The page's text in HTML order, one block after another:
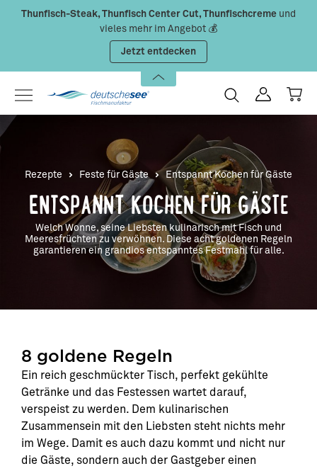
Zum Hauptinhalt springen
Thunfisch-Steak, Thunfisch Center Cut, Thunfischcreme und
vieles mehr im Angebot 💰
Jetzt entdecken
Rezepte Feste für Gäste Entspannt Kochen für Gäste
ENTSPANNT KOCHEN FÜR GÄSTE
Welch Wonne, seine Liebsten kulinarisch mit Fisch und
Meeresfrüchten zu verwöhnen. Diese acht goldenen Regeln
garantieren ein grandios entspanntes Festmahl für alle.
8 goldene Regeln
Ein reich geschmückter Tisch, perfekt gekühlte
Getränke und das Festessen wartet darauf,
verspeist zu werden. Dem kulinarischen
Zusammensein mit den Liebsten steht nichts mehr
im Wege. Damit es auch dazu kommt und nicht nur
die Gäste, sondern auch der Gastgeber einen